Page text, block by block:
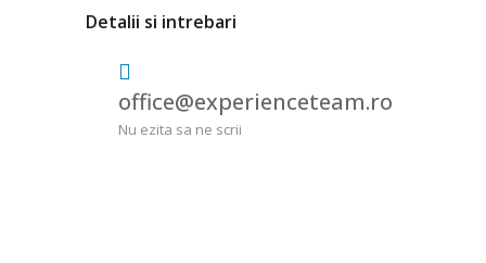
Detalii si intrebari
office@experienceteam.ro
Nu ezita sa ne scrii